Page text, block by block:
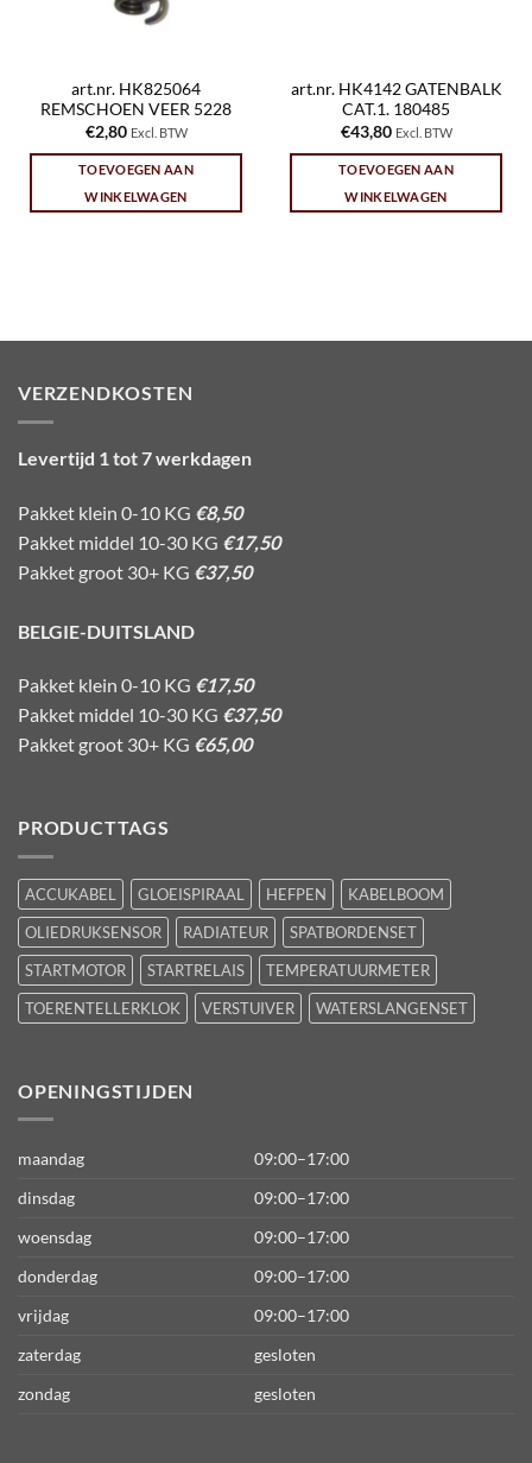
art.nr. HK825064
REMSCHOEN VEER 5228
€2,80 Excl. BTW
TOEVOEGEN AAN
WINKELWAGEN
art.nr. HK4142 GATENBALK
CAT.1. 180485
€43,80 Excl. BTW
TOEVOEGEN AAN
WINKELWAGEN
VERZENDKOSTEN
Levertijd 1 tot 7 werkdagen
Pakket klein 0-10 KG €8,50
Pakket middel 10-30 KG €17,50
Pakket groot 30+ KG €37,50
BELGIE-DUITSLAND
Pakket klein 0-10 KG €17,50
Pakket middel 10-30 KG €37,50
Pakket groot 30+ KG €65,00
PRODUCTTAGS
ACCUKABEL GLOEISPIRAAL HEFPEN
KABELBOOM
OLIEDRUKSENSOR
RADIATEUR
SPATBORDENSET
STARTMOTOR
STARTRELAIS
TEMPERATUURMETER
TOERENTELLERKLOK
VERSTUIVER WATERSLANGENSET
OPENINGSTIJDEN
maandag
09:00–17:00
dinsdag
09:00–17:00
woensdag
09:00–17:00
donderdag
09:00–17:00
vrijdag
09:00–17:00
zaterdag
gesloten
zondag
gesloten